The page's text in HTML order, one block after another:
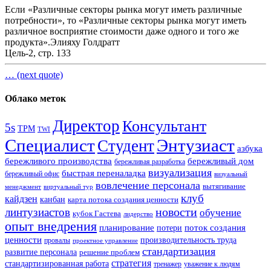
Если «Различные секторы рынка могут иметь различные
потребности», то «Различные секторы рынка могут иметь
различное восприятие стоимости даже одного и того же
продукта».Элияху Голдратт
Цель-2, стр. 133
… (next quote)
Облако меток
5s TPM TWI ДиректорКонсультант
СпециалистСтудентЭнтузиаст азбука
бережливого производства бережливая разработка бережливый дом
бережливый офис быстрая переналадка визуализация визуальный
менеджмент виртуальный тур вовлечение персонала вытягивание
кайдзен канбан карта потока создания ценности клуб
линтузиастов кубок Гастева лидерство новости обучение
опыт внедрения планирование потери поток создания
ценности провалы проектное управление производительность труда
развитие персонала решение проблем стандартизация
стандартизированная работа стратегия тренажер уважение к людям